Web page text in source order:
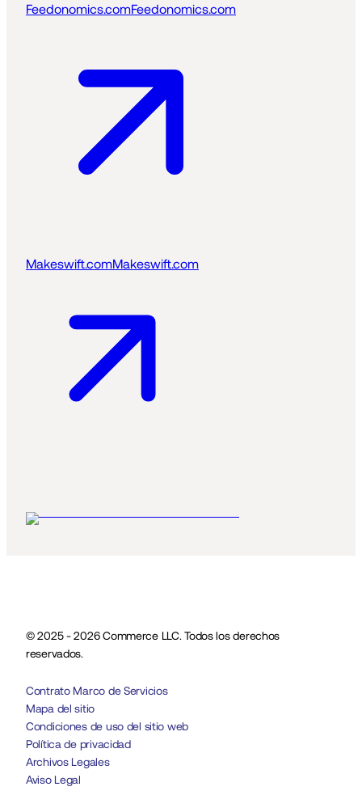
Feedonomics.comFeedonomics.com
Makeswift.comMakeswift.com
© 2025 - 2026 Commerce LLC. Todos los derechos
reservados.
Contrato Marco de Servicios
Mapa del sitio
Condiciones de uso del sitio web
Política de privacidad
Archivos Legales
Aviso Legal